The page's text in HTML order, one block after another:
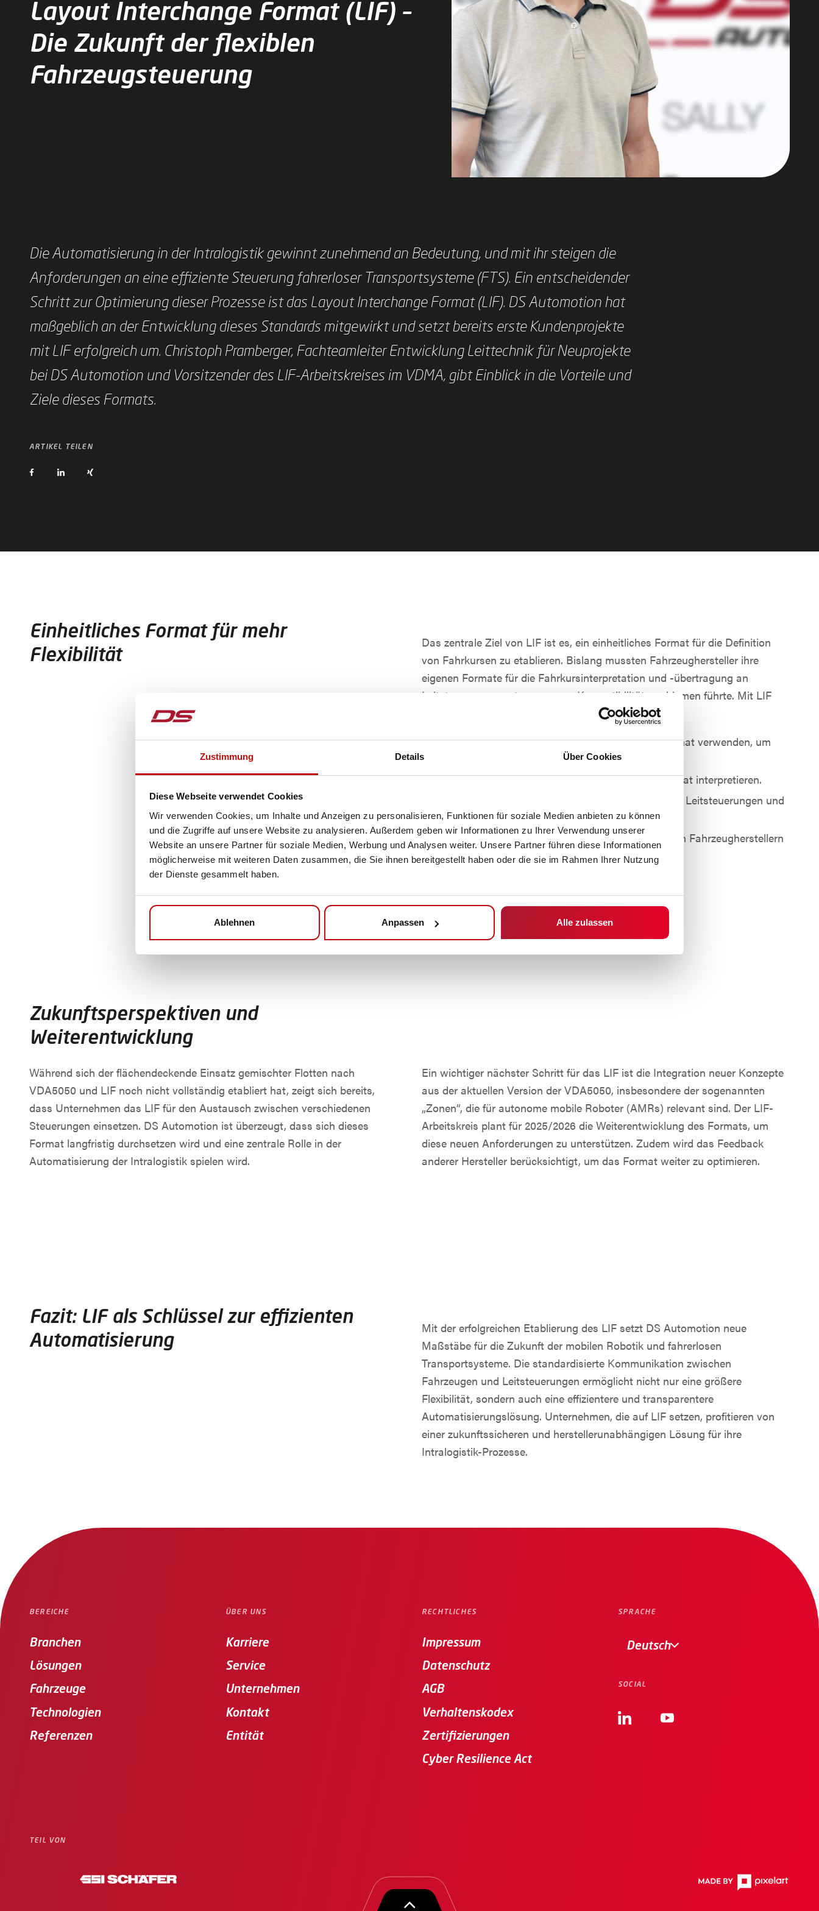
Zustimmung Details Über Cookies
Diese Webseite verwendet Cookies
Wir verwenden Cookies, um Inhalte und Anzeigen zu personalisieren, Funktionen für soziale Medien anbieten zu können
und die Zugriffe auf unsere Website zu analysieren. Außerdem geben wir Informationen zu Ihrer Verwendung unserer
Website an unsere Partner für soziale Medien, Werbung und Analysen weiter. Unsere Partner führen diese Informationen
möglicherweise mit weiteren Daten zusammen, die Sie ihnen bereitgestellt haben oder die sie im Rahmen Ihrer Nutzung
der Dienste gesammelt haben.
Ablehnen Anpassen Alle zulassen
Layout Interchange Format (LIF) –
Die Zukunft der flexiblen
Fahrzeugsteuerung
Die Automatisierung in der Intralogistik gewinnt zunehmend an Bedeutung, und mit ihr steigen die
Anforderungen an eine effiziente Steuerung fahrerloser Transportsysteme (FTS). Ein entscheidender
Schritt zur Optimierung dieser Prozesse ist das Layout Interchange Format (LIF). DS Automotion hat
maßgeblich an der Entwicklung dieses Standards mitgewirkt und setzt bereits erste Kundenprojekte
mit LIF erfolgreich um. Christoph Pramberger, Fachteamleiter Entwicklung Leittechnik für Neuprojekte
bei DS Automotion und Vorsitzender des LIF-Arbeitskreises im VDMA, gibt Einblick in die Vorteile und
Ziele dieses Formats.
ARTIKEL TEILEN
Einheitliches Format für mehr
Flexibilität
Das zentrale Ziel von LIF ist es, ein einheitliches Format für die Definition
von Fahrkursen zu etablieren. Bislang mussten Fahrzeughersteller ihre
eigenen Formate für die Fahrkursinterpretation und -übertragung an
Leitsteuerungen nutzen, was zu Kompatibilitätsproblemen führte. Mit LIF
gehört dieses Problem der Vergangenheit an:
Fahrzeughersteller können ein standardisiertes Format verwenden, um
Leitsteuerungen müssen nur noch ein einziges Format interpretieren.
Die Kombination verschiedener Fahrzeuglieferanten, Leitsteuerungen und
Endkunden wird erheblich vereinfacht.
Klare Abgrenzung der Verantwortlichkeiten zwischen Fahrzeugherstellern
und Leitsteuerungsanbietern.
Zukunftsperspektiven und
Weiterentwicklung
Während sich der flächendeckende Einsatz gemischter Flotten nach
VDA5050 und LIF noch nicht vollständig etabliert hat, zeigt sich bereits,
dass Unternehmen das LIF für den Austausch zwischen verschiedenen
Steuerungen einsetzen. DS Automotion ist überzeugt, dass sich dieses
Format langfristig durchsetzen wird und eine zentrale Rolle in der
Automatisierung der Intralogistik spielen wird.
Ein wichtiger nächster Schritt für das LIF ist die Integration neuer Konzepte
aus der aktuellen Version der VDA5050, insbesondere der sogenannten
„Zonen“, die für autonome mobile Roboter (AMRs) relevant sind. Der LIF-
Arbeitskreis plant für 2025/2026 die Weiterentwicklung des Formats, um
diese neuen Anforderungen zu unterstützen. Zudem wird das Feedback
anderer Hersteller berücksichtigt, um das Format weiter zu optimieren.
Fazit: LIF als Schlüssel zur effizienten
Automatisierung
Mit der erfolgreichen Etablierung des LIF setzt DS Automotion neue
Maßstäbe für die Zukunft der mobilen Robotik und fahrerlosen
Transportsysteme. Die standardisierte Kommunikation zwischen
Fahrzeugen und Leitsteuerungen ermöglicht nicht nur eine größere
Flexibilität, sondern auch eine effizientere und transparentere
Automatisierungslösung. Unternehmen, die auf LIF setzen, profitieren von
einer zukunftssicheren und herstellerunabhängigen Lösung für ihre
Intralogistik-Prozesse.
SPRACHE
Deutsch
SOCIAL
BEREICHE
Branchen
Lösungen
Fahrzeuge
Technologien
Referenzen
ÜBER UNS
Karriere
Service
Unternehmen
Kontakt
Entität
RECHTLICHES
Impressum
Datenschutz
AGB
Verhaltenskodex
Zertifizierungen
Cyber Resilience Act
TEIL VON